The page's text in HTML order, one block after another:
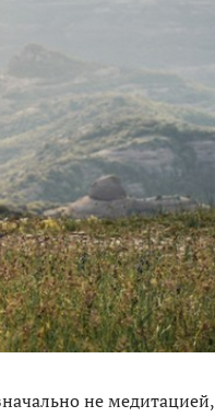
не медитацией,